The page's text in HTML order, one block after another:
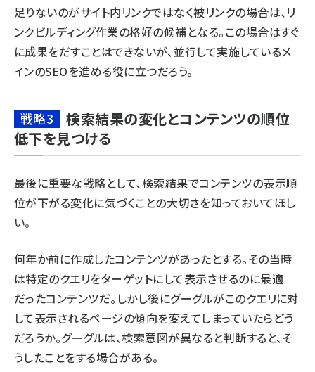
足りないのがサイト内リンクではなく被リンクの場合は、リ
ンクビルディング作業の格好の候補となる。この場合はすぐ
に成果をだすことはできないが、並行して実施しているメ
インのSEOを進める役に立つだろう。
戦略3
検索結果の変化とコンテンツの順位
低下を見つける
最後に重要な戦略として、検索結果でコンテンツの表示順
位が下がる変化に気づくことの大切さを知っておいてほし
い。
何年か前に作成したコンテンツがあったとする。その当時
は特定のクエリをターゲットにして表示させるのに最適
だったコンテンツだ。しかし後にグーグルがこのクエリに対
して表示されるページの傾向を変えてしまっていたらどう
だろうか。グーグルは、検索意図が異なると判断すると、そ
うしたことをする場合がある。